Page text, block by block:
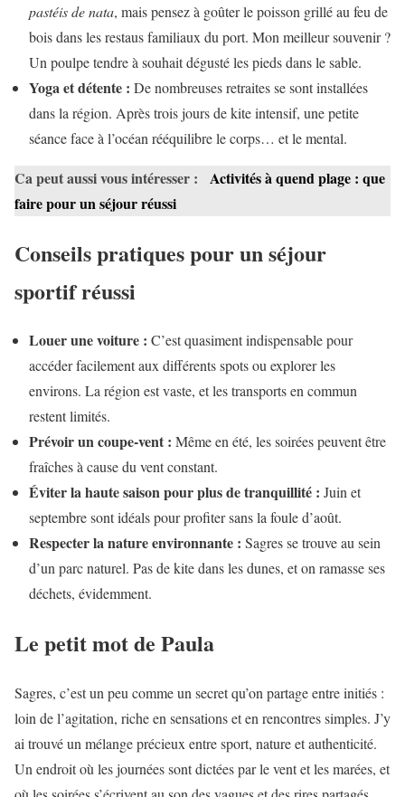
pastéis de nata, mais pensez à goûter le poisson grillé au feu de
bois dans les restaus familiaux du port. Mon meilleur souvenir ?
Un poulpe tendre à souhait dégusté les pieds dans le sable.
Yoga et détente : De nombreuses retraites se sont installées
dans la région. Après trois jours de kite intensif, une petite
séance face à l’océan rééquilibre le corps… et le mental.
Ca peut aussi vous intéresser :
Activités à quend plage : que
faire pour un séjour réussi
Conseils pratiques pour un séjour
sportif réussi
Louer une voiture : C’est quasiment indispensable pour
accéder facilement aux différents spots ou explorer les
environs. La région est vaste, et les transports en commun
restent limités.
Prévoir un coupe-vent : Même en été, les soirées peuvent être
fraîches à cause du vent constant.
Éviter la haute saison pour plus de tranquillité : Juin et
septembre sont idéals pour profiter sans la foule d’août.
Respecter la nature environnante : Sagres se trouve au sein
d’un parc naturel. Pas de kite dans les dunes, et on ramasse ses
déchets, évidemment.
Le petit mot de Paula
Sagres, c’est un peu comme un secret qu’on partage entre initiés :
loin de l’agitation, riche en sensations et en rencontres simples. J’y
ai trouvé un mélange précieux entre sport, nature et authenticité.
Un endroit où les journées sont dictées par le vent et les marées, et